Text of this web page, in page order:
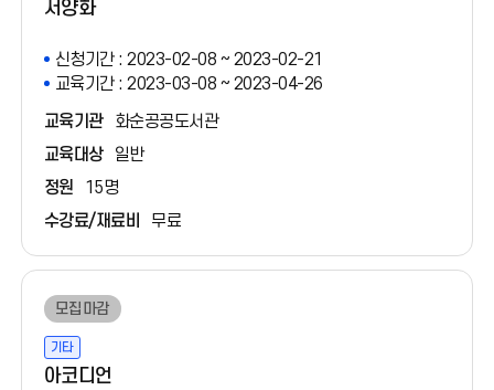
서양화
신청기간 : 2023-02-08 ~ 2023-02-21
교육기간 : 2023-03-08 ~ 2023-04-26
교육기관
화순공공도서관
교육대상
일반
정원
15명
수강료/재료비
무료
모집마감
기타
아코디언